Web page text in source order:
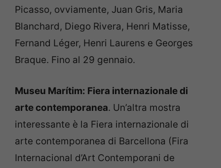
Picasso, ovviamente, Juan Gris, Maria
Blanchard, Diego Rivera, Henri Matisse,
Fernand Léger, Henri Laurens e Georges
Braque. Fino al 29 gennaio.
Museu Marítim: Fiera internazionale di
arte contemporanea. Un’altra mostra
interessante è la Fiera internazionale di
arte contemporanea di Barcellona (Fira
Internacional d’Art Contemporani de